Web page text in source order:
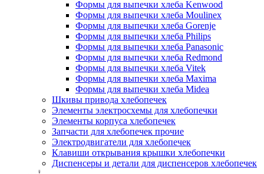
Формы для выпечки хлеба Kenwood
Формы для выпечки хлеба Moulinex
Формы для выпечки хлеба Gorenje
Формы для выпечки хлеба Philips
Формы для выпечки хлеба Panasonic
Формы для выпечки хлеба Redmond
Формы для выпечки хлеба Vitek
Формы для выпечки хлеба Maxima
Формы для выпечки хлеба Midea
Шкивы привода хлебопечек
Элементы электросхемы для хлебопечки
Элементы корпуса хлебопечек
Запчасти для хлебопечек прочие
Электродвигатели для хлебопечек
Клавиши открывания крышки хлебопечки
Диспенсеры и детали для диспенсеров хлебопечек